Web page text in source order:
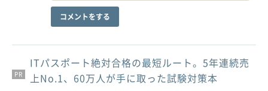
コメントをする
PR
PR
PR
ITパスポート絶対合格の最短ルート。5年連続売
上No.1、60万人が手に取った試験対策本